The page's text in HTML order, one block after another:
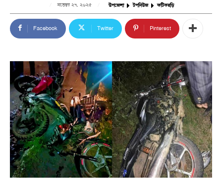
নভেম্বর ২৭, ২০২৫ উপজেলা টপনিউজ ফটিকছড়ি
Facebook Twitter Pinterest